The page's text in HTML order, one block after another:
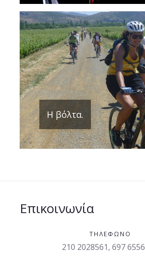
Η βόλτα.
Επικοινωνία
ΤΗΛΈΦΩΝΟ
210 2028561, 697